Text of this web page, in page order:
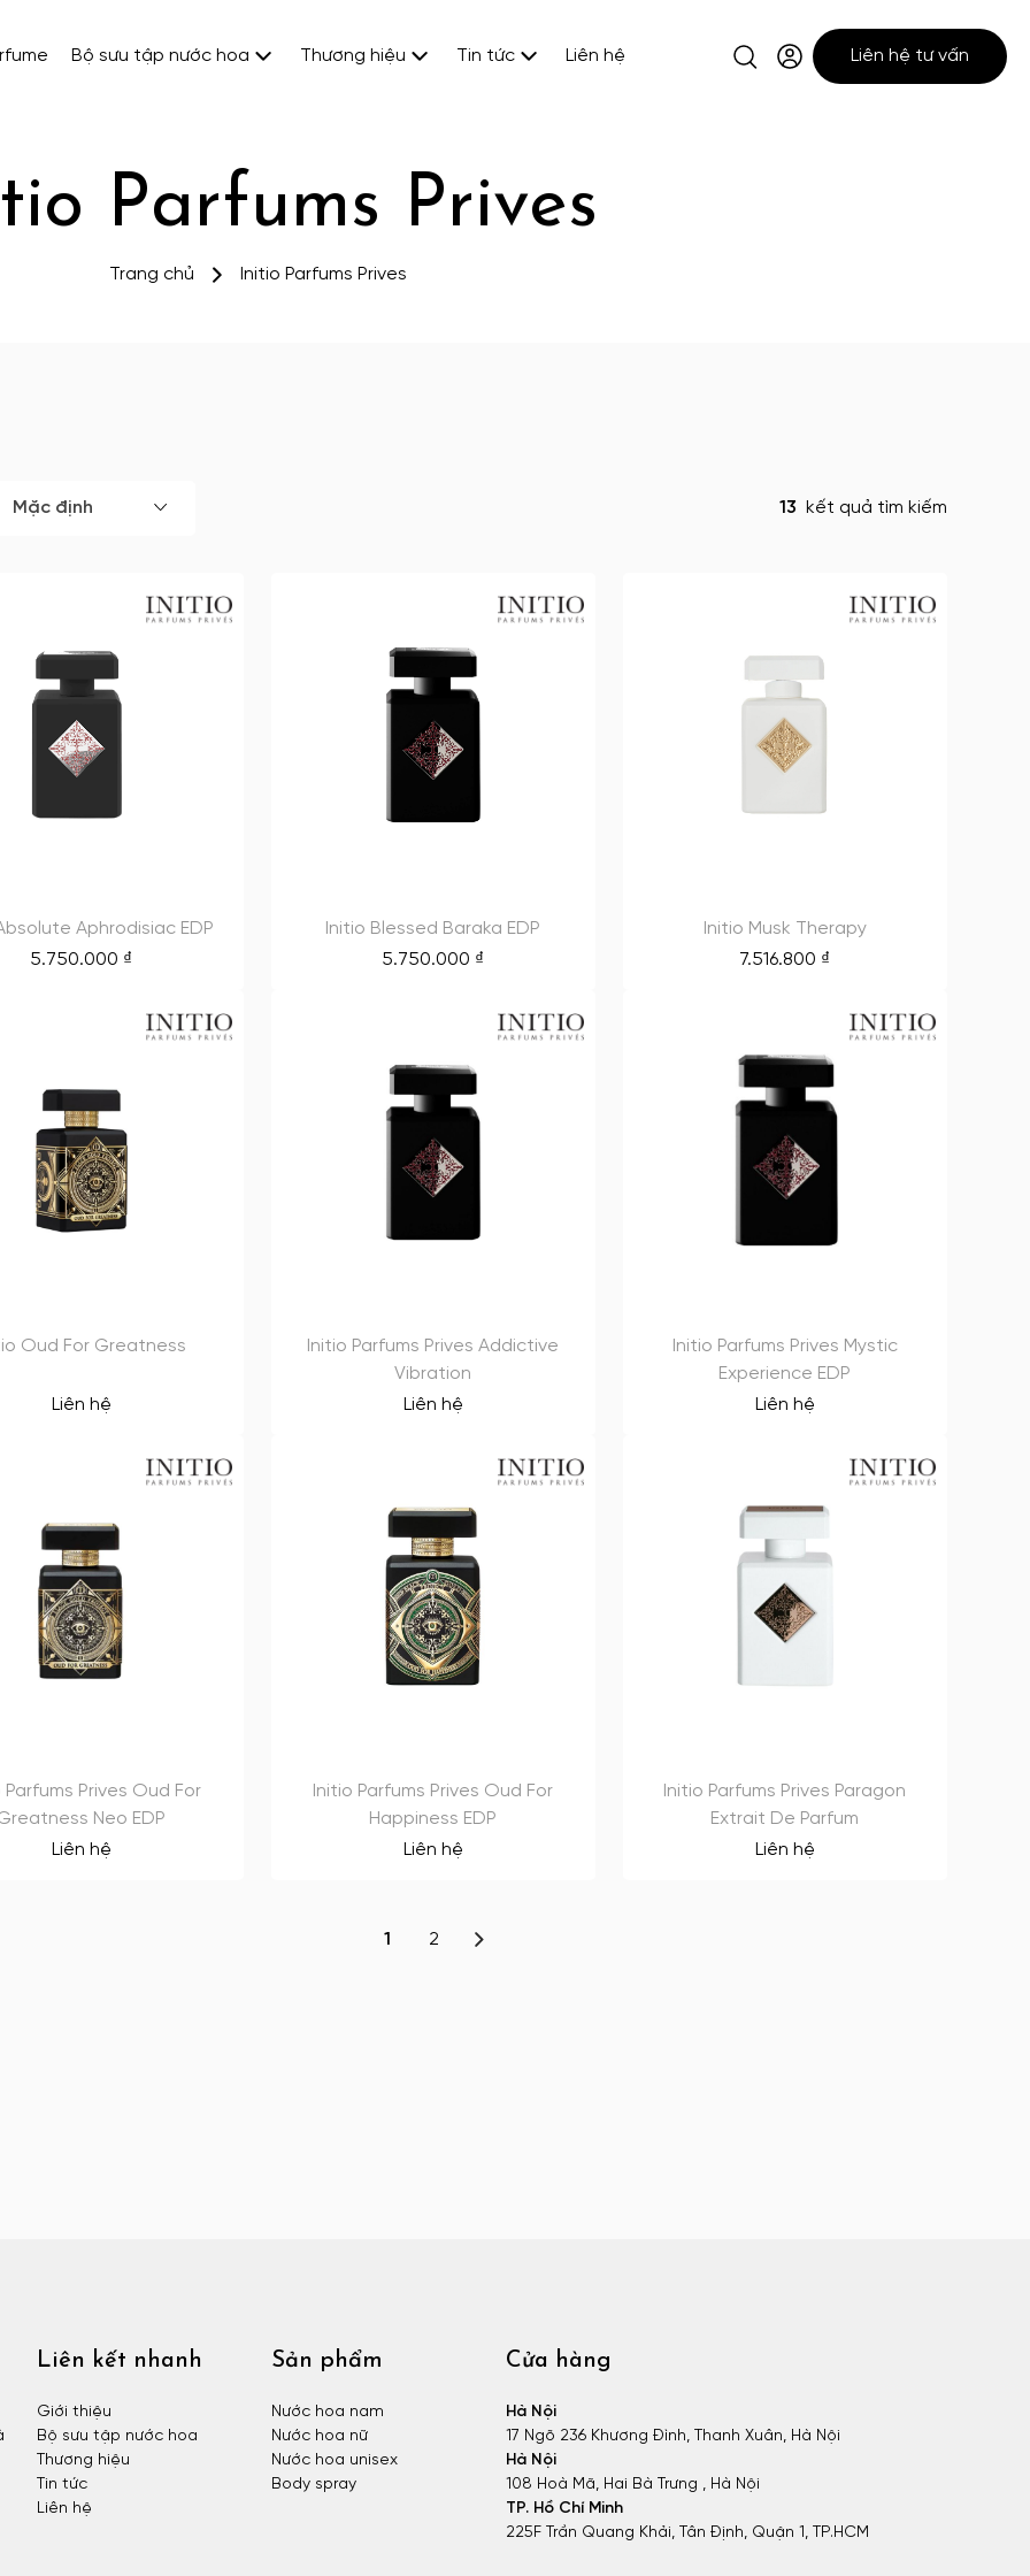
Bộ sưu tập nước hoa Thương hiệu Tin tức Liên hệ Liên hệ tư vấn
Parfums Prives
Trang chủ Initio Parfums Prives
Mặc định 13 kết quả tìm kiếm
Aphrodisiac EDP
5.750.000 ₫
Initio Blessed Baraka EDP
5.750.000 ₫
Initio Musk Therapy
7.516.800 ₫
Oud For Greatness
Liên hệ
Initio Parfums Prives Addictive
Vibration
Liên hệ
Initio Parfums Prives Mystic
Experience EDP
Liên hệ
Parfums Prives Oud For
Neo EDP
Liên hệ
Initio Parfums Prives Oud For
Happiness EDP
Liên hệ
Initio Parfums Prives Paragon
Extrait De Parfum
Liên hệ
1 2
Liên kết nhanh
Giới thiệu
Bộ sưu tập nước hoa
Thương hiệu
Tin tức
Liên hệ
Sản phẩm
Nước hoa nam
Nước hoa nữ
Nước hoa unisex
Body spray
Cửa hàng
Hà Nội
17 Ngõ 236 Khương Đình, Thanh Xuân, Hà Nội
Hà Nội
108 Hoà Mã, Hai Bà Trưng , Hà Nội
TP. Hồ Chí Minh
225F Trần Quang Khải, Tân Định, Quận 1, TP.HCM